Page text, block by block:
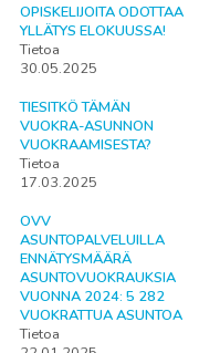
OPISKELIJOITA ODOTTAA
YLLÄTYS ELOKUUSSA!
Tietoa
30.05.2025
TIESITKÖ TÄMÄN
VUOKRA-ASUNNON
VUOKRAAMISESTA?
Tietoa
17.03.2025
OVV
ASUNTOPALVELUILLA
ENNÄTYSMÄÄRÄ
ASUNTOVUOKRAUKSIA
VUONNA 2024: 5 282
VUOKRATTUA ASUNTOA
Tietoa